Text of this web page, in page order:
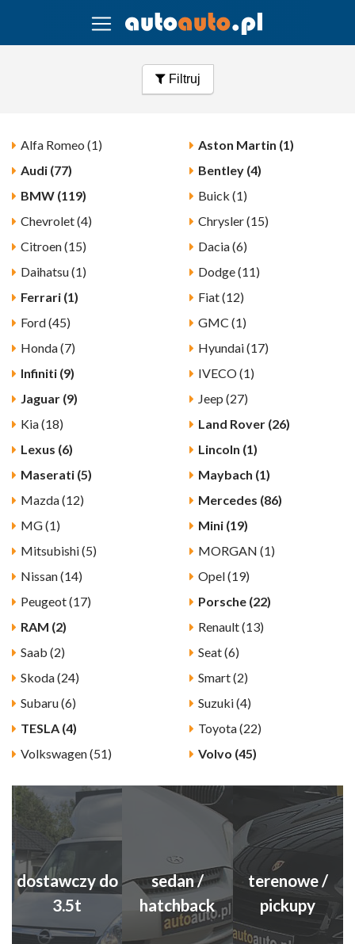
Filtruj
Alfa Romeo (1)
Aston Martin (1)
Audi (77)
Bentley (4)
BMW (119)
Buick (1)
Chevrolet (4)
Chrysler (15)
Citroen (15)
Dacia (6)
Daihatsu (1)
Dodge (11)
Ferrari (1)
Fiat (12)
Ford (45)
GMC (1)
Honda (7)
Hyundai (17)
Infiniti (9)
IVECO (1)
Jaguar (9)
Jeep (27)
Kia (18)
Land Rover (26)
Lexus (6)
Lincoln (1)
Maserati (5)
Maybach (1)
Mazda (12)
Mercedes (86)
MG (1)
Mini (19)
Mitsubishi (5)
MORGAN (1)
Nissan (14)
Opel (19)
Peugeot (17)
Porsche (22)
RAM (2)
Renault (13)
Saab (2)
Seat (6)
Skoda (24)
Smart (2)
Subaru (6)
Suzuki (4)
TESLA (4)
Toyota (22)
Volkswagen (51)
Volvo (45)
dostawczy do
3.5t
sedan /
hatchback
terenowe /
pickupy